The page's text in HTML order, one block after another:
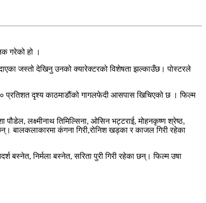
गरेको हो ।
जस्तो देखिनु उनको क्यारेक्टरको विशेषता झल्काउँछ। पोस्टरले
प्रतिशत दृश्य काठमाडौंको गागलफेदी आसपास खिचिएको छ । फिल्म
लक्ष्मीनाथ तिमिल्सिना, ओसिन भट्टराई, मोहनकृष्ण श्रेष्ठ,
बालकलाकारमा कंगना गिरी,रोनिश खड्का र काजल गिरी रहेका
बस्नेत, निर्मला बस्नेत, सरिता पुरी गिरी रहेका छन्। फिल्म उषा